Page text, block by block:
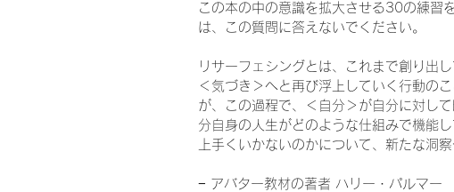
この本の中の意識を拡大させる30の練習
は、この質問に答えないでください。
リサーフェシングとは、これまで創り出
＜気づき＞へと再び浮上していく行動の
が、この過程で、＜自分＞が自分に対し
分自身の人生がどのような仕組みで機能
上手くいかないのかについて、新たな洞
− アバター教材の著者 ハリー・パルマー